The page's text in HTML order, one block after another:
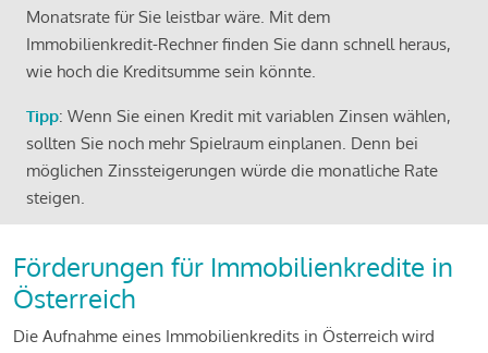
Monatsrate für Sie leistbar wäre. Mit dem
Immobilienkredit-Rechner finden Sie dann schnell heraus,
wie hoch die Kreditsumme sein könnte.
Tipp: Wenn Sie einen Kredit mit variablen Zinsen wählen,
sollten Sie noch mehr Spielraum einplanen. Denn bei
möglichen Zinssteigerungen würde die monatliche Rate
steigen.
Förderungen für Immobilienkredite in
Österreich
Die Aufnahme eines Immobilienkredits in Österreich wird